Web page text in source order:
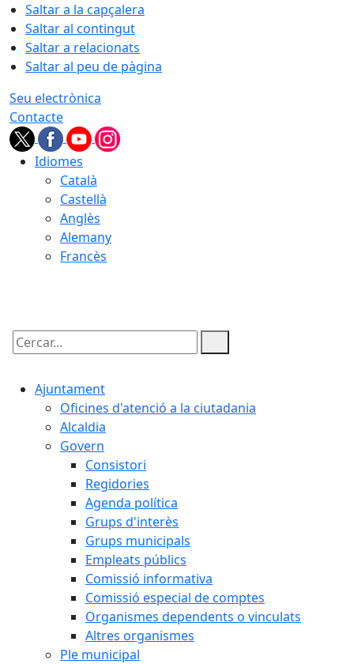
Saltar a la capçalera
Saltar al contingut
Saltar a relacionats
Saltar al peu de pàgina
Seu electrònica
Contacte
Idiomes
Català
Castellà
Anglès
Alemany
Francès
Cercar:
Ajuntament
Oficines d'atenció a la ciutadania
Alcaldia
Govern
Consistori
Regidories
Agenda política
Grups d'interès
Grups municipals
Empleats públics
Comissió informativa
Comissió especial de comptes
Organismes dependents o vinculats
Altres organismes
Ple municipal